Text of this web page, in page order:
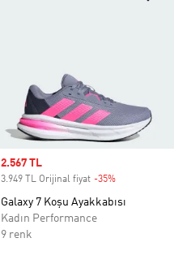
Sale price
2.567 TL
3.949 TL Orijinal fiyat -35%
Galaxy 7 Koşu Ayakkabısı
Kadın Performance
9 renk